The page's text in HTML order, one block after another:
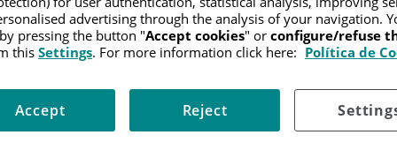
advertising through the analysis of your navigation.
pressing the button "Accept cookies" or configure/refuse
thisSettings. For more information click here: Política de
Reject
Accept